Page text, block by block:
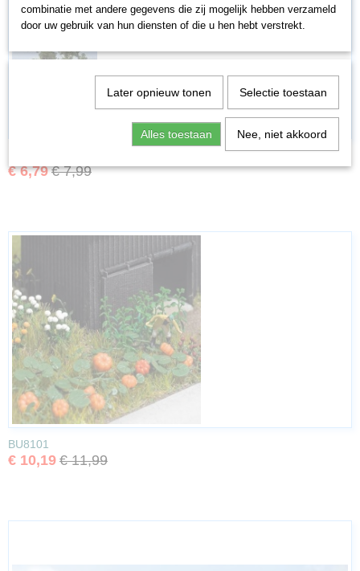
€ 6,79 € 7,99
BU8101
€ 10,19 € 11,99
combinatie met andere gegevens die zij mogelijk hebben verzameld
door uw gebruik van hun diensten of die u hen hebt verstrekt.
Later opnieuw tonen Selectie toestaan
Alles toestaan Nee, niet akkoord